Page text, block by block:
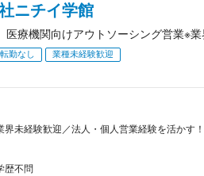
ニチイ学館
医療機関向けアウトソーシング営業※
転勤なし 業種未経験歓迎
界未経験歓迎／法人・個人営業経験を活かす
歴不問